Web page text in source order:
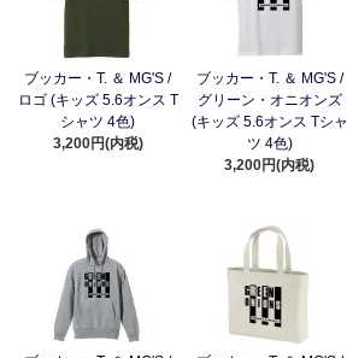
ブッカー・T. ＆ MG'S /
ロゴ (キッズ 5.6オンス T
シャツ 4色)
3,200円(内税)
ブッカー・T. ＆ MG'S /
グリーン・オニオンズ
(キッズ 5.6オンス Tシャ
ツ 4色)
3,200円(内税)